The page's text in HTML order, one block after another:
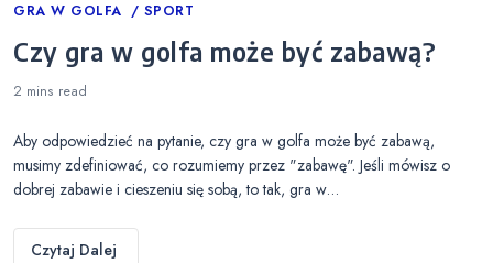
Categories
GRA W GOLFA SPORT
Czy gra w golfa może być zabawą?
2 mins read
Aby odpowiedzieć na pytanie, czy gra w golfa może być zabawą,
musimy zdefiniować, co rozumiemy przez "zabawę". Jeśli mówisz o
dobrej zabawie i cieszeniu się sobą, to tak, gra w…
Czytaj Dalej